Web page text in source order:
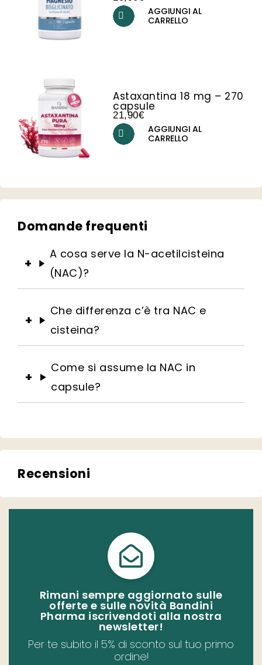
AGGIUNGI AL
CARRELLO
Astaxantina 18 mg – 270
capsule
21,90€
AGGIUNGI AL
CARRELLO
Domande frequenti
A cosa serve la N-acetilcisteina
(NAC)?
Che differenza c’è tra NAC e
cisteina?
Come si assume la NAC in
capsule?
Recensioni
Rimani sempre aggiornato sulle
offerte e sulle novità Bandini
Pharma iscrivendoti alla nostra
newsletter!​
Per te subito il 5% di sconto sul tuo primo
ordine!